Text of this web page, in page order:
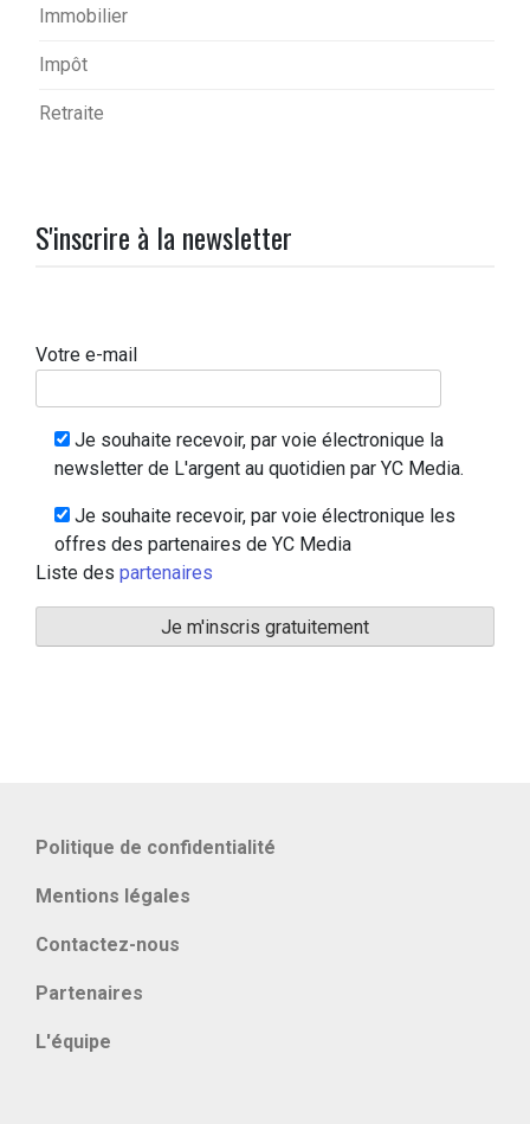
Immobilier
Impôt
Retraite
S'inscrire à la newsletter
Votre e-mail
Je souhaite recevoir, par voie électronique la
newsletter de L'argent au quotidien par YC Media.
Je souhaite recevoir, par voie électronique les
offres des partenaires de YC Media
Liste des partenaires
Politique de confidentialité
Mentions légales
Contactez-nous
Partenaires
L'équipe